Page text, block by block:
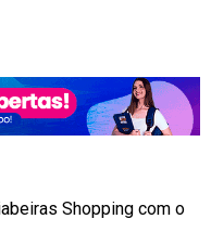
Shopping com o